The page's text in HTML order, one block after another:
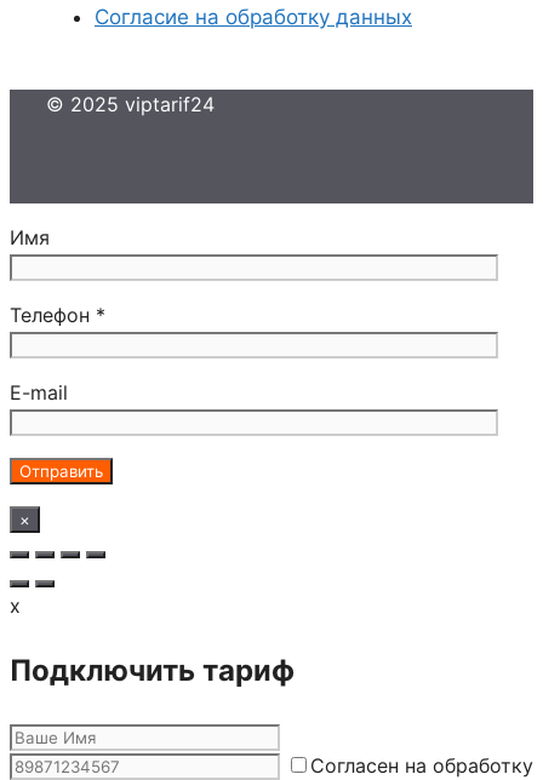
Согласие на обработку данных
© 2025 viptarif24
Имя
Телефон *
E-mail
×
x
Подключить тариф
Согласен на обработку